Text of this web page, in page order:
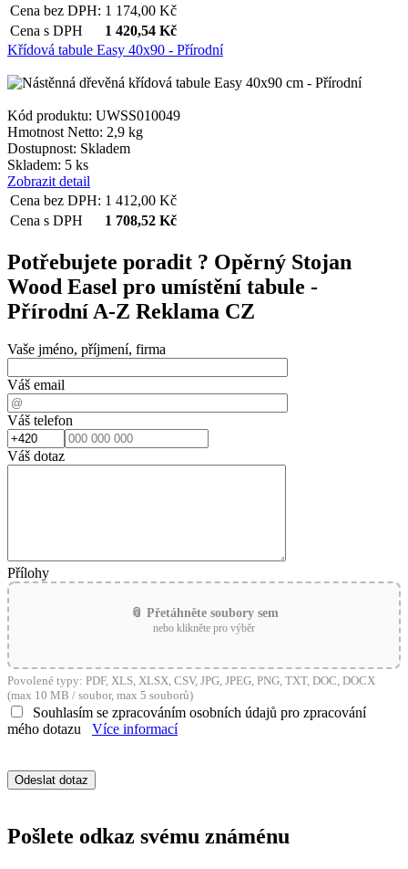
Cena bez DPH: 1 174,00 Kč
Cena s DPH
1 420,54 Kč
Křídová tabule Easy 40x90 - Přírodní
Kód produktu: UWSS010049
Hmotnost Netto: 2,9 kg
Dostupnost: Skladem
Skladem: 5 ks
Zobrazit detail
Cena bez DPH: 1 412,00 Kč
Cena s DPH
1 708,52 Kč
Potřebujete poradit ? Opěrný Stojan
Wood Easel pro umístění tabule -
Přírodní A-Z Reklama CZ
Vaše jméno, příjmení, firma
Váš email
Váš telefon
Váš dotaz
Přílohy
📎 Přetáhněte soubory sem
nebo klikněte pro výběr
Povolené typy: PDF, XLS, XLSX, CSV, JPG, JPEG, PNG, TXT, DOC, DOCX
(max 10 MB / soubor, max 5 souborů)
Souhlasím se zpracováním osobních údajů pro zpracování
mého dotazu
Více informací
Pošlete odkaz svému známénu